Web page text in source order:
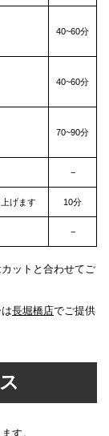
40~60分
40~60分
70~90分
−
げます 10分
−
ットと合わせてご
長堀橋店でご提供
す。